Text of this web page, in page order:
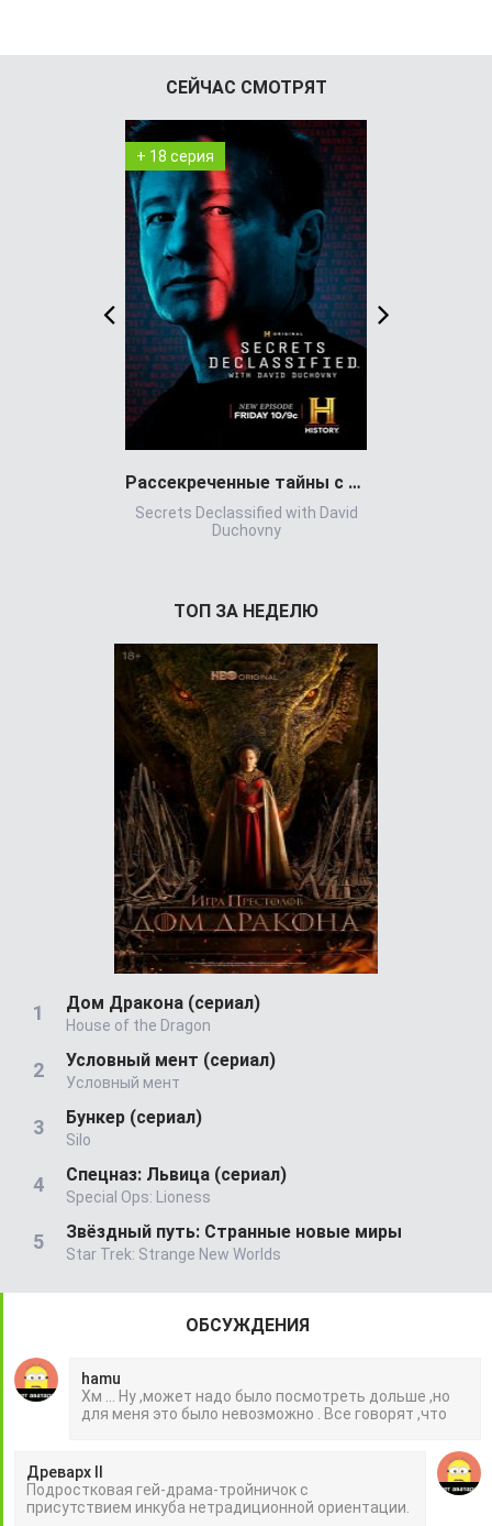
СЕЙЧАС СМОТРЯТ
+ 18 серия
Рассекреченные тайны с Дэвидом Духовны
Secrets Declassified with David
Duchovny
ТОП ЗА НЕДЕЛЮ
Дом Дракона (сериал)
House of the Dragon
Условный мент (сериал)
Условный мент
Бункер (сериал)
Silo
Спецназ: Львица (сериал)
Special Ops: Lioness
Звёздный путь: Странные новые миры
Star Trek: Strange New Worlds
ОБСУЖДЕНИЯ
hamu
Хм ... Ну ,может надо было посмотреть дольше ,но
для меня это было невозможно . Все говорят ,что
Древарх II
Подростковая гей-драма-тройничок с
присутствием инкуба нетрадиционной ориентации.